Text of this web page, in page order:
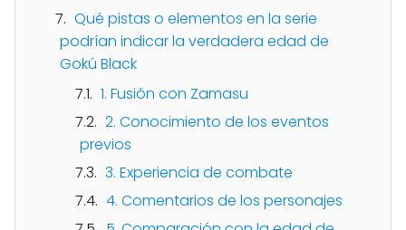
Qué pistas o elementos en la serie
podrían indicar la verdadera edad de
Gokú Black
1. Fusión con Zamasu
2. Conocimiento de los eventos
previos
3. Experiencia de combate
4. Comentarios de los personajes